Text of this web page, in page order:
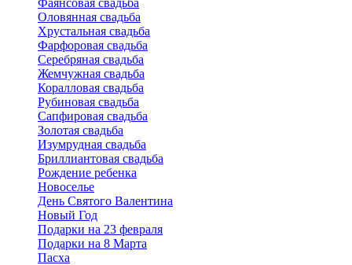
Фаянсовая свадьба
Оловянная свадьба
Хрустальная свадьба
Фарфоровая свадьба
Серебряная свадьба
Жемчужная свадьба
Коралловая свадьба
Рубиновая свадьба
Сапфировая свадьба
Золотая свадьба
Изумрудная свадьба
Бриллиантовая свадьба
Рождение ребенка
Новоселье
День Святого Валентина
Новый Год
Подарки на 23 февраля
Подарки на 8 Марта
Пасха